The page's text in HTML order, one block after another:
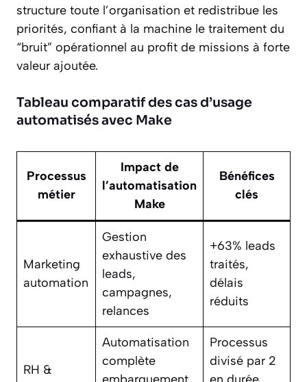
structure toute l’organisation et redistribue les
priorités, confiant à la machine le traitement du
“bruit” opérationnel au profit de missions à forte
valeur ajoutée.
Tableau comparatif des cas d’usage
automatisés avec Make
Processus
métier
Impact de
l’automatisation
Make
Bénéfices
clés
Marketing
automation
Gestion
exhaustive des
leads,
campagnes,
relances
+63% leads
traités,
délais
réduits
RH &
Automatisation
complète
Processus
divisé par 2